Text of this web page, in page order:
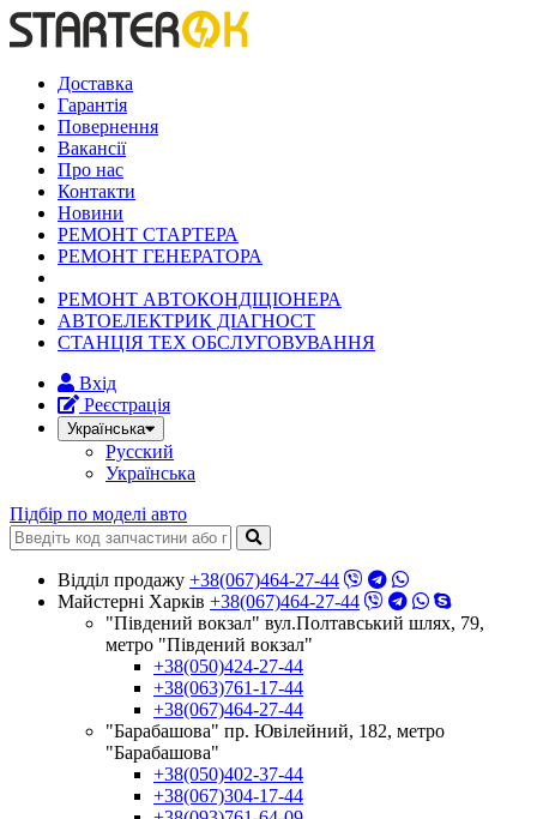
Доставка
Гарантія
Повернення
Вакансії
Про нас
Контакти
Новини
РЕМОНТ СТАРТЕРА
РЕМОНТ ГЕНЕРАТОРА
РЕМОНТ АВТОКОНДІЦІОНЕРА
АВТОЕЛЕКТРИК ДІАГНОСТ
СТАНЦІЯ ТЕХ ОБСЛУГОВУВАННЯ
Вхід
Реєстрація
Українська
Русский
Українська
Підбір по моделі авто
Відділ продажу +38(067)464-27-44
Майстерні Харків +38(067)464-27-44
"Південий вокзал" вул.Полтавський шлях, 79,
метро "Південий вокзал"
+38(050)424-27-44
+38(063)761-17-44
+38(067)464-27-44
"Барабашова" пр. Ювілейний, 182, метро
"Барабашова"
+38(050)402-37-44
+38(067)304-17-44